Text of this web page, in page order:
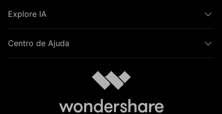
Explore IA
Centro de Ajuda